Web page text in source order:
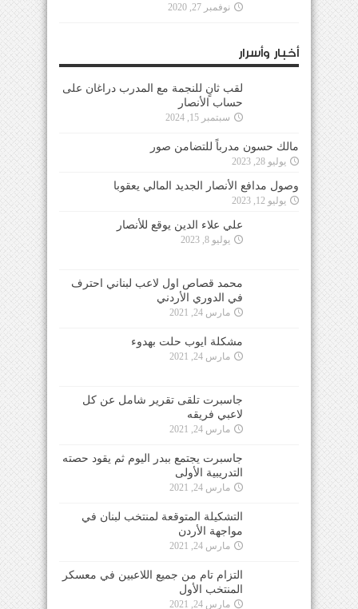
نوفمبر 27, 2020
أخبار وأسرار
لقب ثانٍ للنجمة مع المدرب دراغان على
حساب الأنصار
سبتمبر 15, 2024
مالك حسون مدرباً للتضامن صور
يوليو 28, 2023
وصول مدافع الأنصار الجديد المالي يعقوبا
يوليو 12, 2023
علي علاء الدين يوقع للأنصار
يوليو 8, 2023
محمد قصاص اول لاعب لبناني احترف
في الدوري الأردني
مارس 24, 2021
مشكلة ايوب حلت بهدوء
مارس 24, 2021
جاسبرت تلقى تقرير شامل عن كل
لاعبي فريقه
مارس 24, 2021
جاسبرت يجتمع ببدر اليوم ثم يقود حصته
التدريبية الأولى
مارس 24, 2021
التشكيلة المتوقعة لمنتخب لبنان في
مواجهة الأردن
مارس 24, 2021
التزام تام من جميع اللاعبين في معسكر
المنتخب الأول
مارس 24, 2021